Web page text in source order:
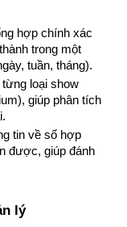
hợp chính xác
trong một
tuần, tháng).
từng loại show
giúp phân tích
tin về số hợp
được, giúp đánh
lý